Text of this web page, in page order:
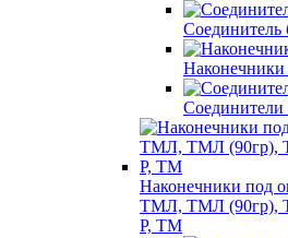
Соединитель
Наконечники под
ТМЛ, ТМЛ
Р, ТМ